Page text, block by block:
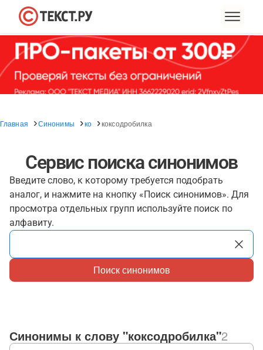
Главная Синонимы ко коксодробилка
Сервис поиска синонимов
Введите слово, к которому требуется подобрать
аналог, и нажмите на кнопку «Поиск синонимов». Для
просмотра отдельных групп используйте поиск по
алфавиту.
Поиск синонимов
Синонимы к слову "коксодробилка"2